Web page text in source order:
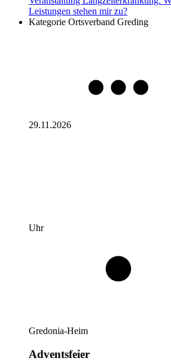
Leistungen stehen mir zu?
Kategorie Ortsverband Greding
29.11.2026
Uhr
Gredonia-Heim
Adventsfeier